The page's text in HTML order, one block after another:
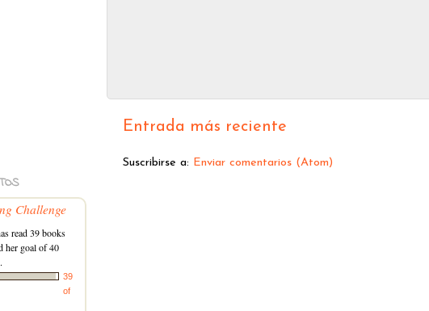
Entrada más reciente
Suscribirse a: Enviar comentarios (Atom)
Challenge
read 39 books
her goal of 40
39
of